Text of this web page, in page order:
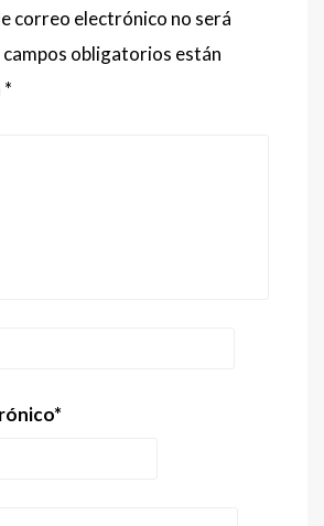
correo electrónico no será
campos obligatorios están
*
*